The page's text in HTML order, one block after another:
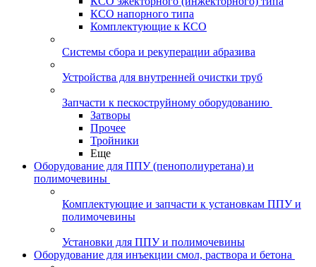
КСО напорного типа
Комплектующие к КСО
Системы сбора и рекуперации абразива
Устройства для внутренней очистки труб
Запчасти к пескоструйному оборудованию
Затворы
Прочее
Тройники
Еще
Оборудование для ППУ (пенополиуретана) и
полимочевины
Комплектующие и запчасти к установкам ППУ и
полимочевины
Установки для ППУ и полимочевины
Оборудование для инъекции смол, раствора и бетона